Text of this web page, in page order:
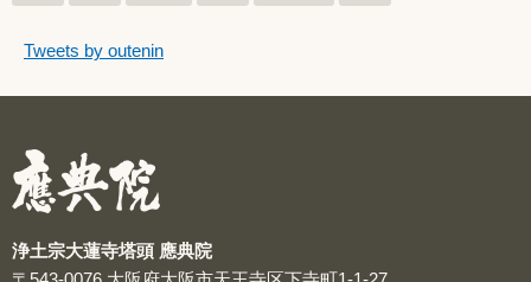
つぶやき
つぶやきをスキップする
Tweets by outenin
浄土宗大蓮寺塔頭 應典院